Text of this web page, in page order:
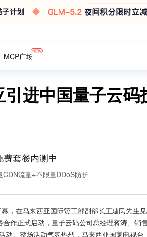
MCP广场
进中国量子云码
费套餐内测中
CDN流量+不限量DDoS防护
，在马来西亚国际贸工部副部长王建民先生
作正式启动，量子云码公司总经理蒋涛、销
。整场活动气氛热烈，马来西亚国家电视台